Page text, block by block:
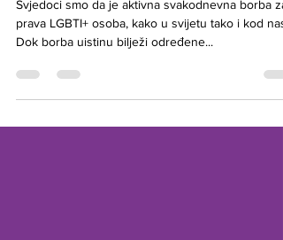
Svjedoci smo da je aktivna svakodnevna borba za
prava LGBTI+ osoba, kako u svijetu tako i kod nas.
Dok borba uistinu bilježi određene...